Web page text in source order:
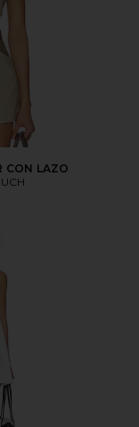
CON LAZO
VESTIDO